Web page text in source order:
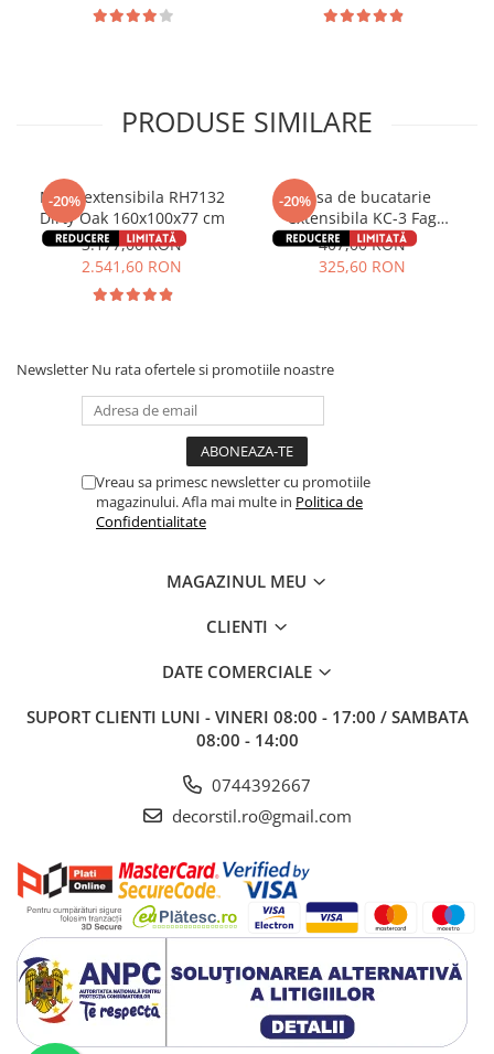
PRODUSE SIMILARE
-20%
Masa extensibila RH7132
Dirty Oak 160x100x77 cm
3.177,00 RON
2.541,60 RON
-20%Masa de bucatarie
extensibila KC-3 Fag
90x59x74 cm
407,00 RON
325,60 RON
Newsletter Nu rata ofertele si promotiile noastre
Vreau sa primesc newsletter cu promotiile
magazinului. Afla mai multe in Politica de
Confidentialitate
MAGAZINUL MEU
CLIENTI
DATE COMERCIALE
SUPORT CLIENTI LUNI - VINERI 08:00 - 17:00 / SAMBATA
08:00 - 14:00
0744392667
decorstil.ro@gmail.com